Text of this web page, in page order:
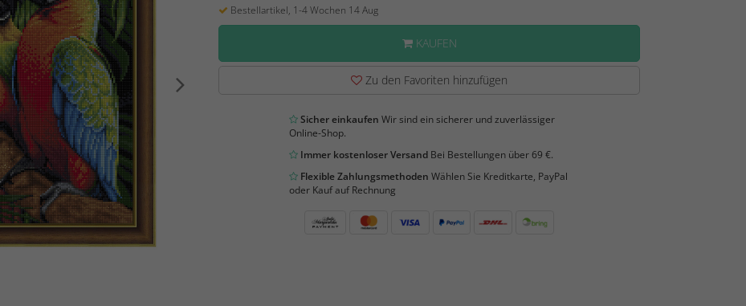
Bestellartikel, 1-4 Wochen 14 Aug
KAUFEN
Zu den Favoriten hinzufügen
Sicher einkaufen Wir sind ein sicherer und zuverlässiger
Online-Shop.
Immer kostenloser VersandBei Bestellungen über 69 €.
Flexible Zahlungsmethoden Wählen Sie Kreditkarte, PayPal
oder Kauf auf Rechnung